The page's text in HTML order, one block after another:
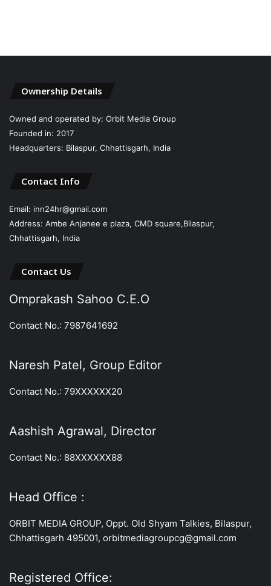
Ownership Details
Owned and operated by: Orbit Media Group
Founded in: 2017
Headquarters: Bilaspur, Chhattisgarh, India
Contact Info
Email: inn24hr@gmail.com
Address: Ambe Anjanee e plaza, CMD square,Bilaspur,
Chhattisgarh, India
Contact Us
Omprakash Sahoo C.E.O
Contact No.: 7987641692
Naresh Patel, Group Editor
Contact No.: 79XXXXXX20
Aashish Agrawal, Director
Contact No.: 88XXXXXX88
Head Office :
ORBIT MEDIA GROUP, Oppt. Old Shyam Talkies, Bilaspur,
Chhattisgarh 495001, orbitmediagroupcg@gmail.com
Registered Office: